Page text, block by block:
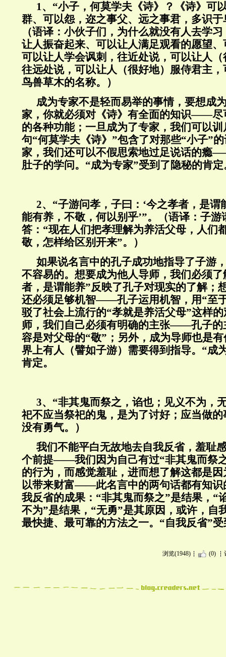
1、“小子，何莫学夫《诗》？《诗》可
群、可以怨，迩之事父、远之事君，多识
（语译：小伙子们，为什么就没有人去学
让人振奋起来、可以让人满足观看的愿望
可以让人学会讽刺，往近处说，可以让人
往远处说，可以让人（很好地）服侍君主
鸟兽草木的名称。）
成为专家不是轻而易举的事情，要想成
家，你就必须对《诗》有全面的知识——尽
的各种功能；一旦成为了专家，我们可以
句“何莫学夫《诗》”包含了对那些“小子”
家，我们还可以不假思索地过足说话的瘾
肚子的学问。“成为专家”受到了隐秘的肯定
2、“子游问孝，子曰：‘今之孝者，是谓
能有养，不敬，何以别乎’”。（语译：子
答：“现在人们把孝理解为养活父母，人们
敬，怎样给区别开来”。）
如果说名言中的孔子成功地指导了子游
不容易的。想要成为他人导师，我们必须
者，是谓能养”反映了孔子对现实的了解；
还必须足够机智——孔子运用机智，用“至
驳了社会上流行的“孝就是养活父母”这样
师，我们自己必须有明确的主张——孔子的
容是对父母的“敬”；另外，成为导师也是
界上有人（譬如子游）需要得到指导。“成
肯定。
3、“非其鬼而祭之，谄也；见义不为，
祀不应当祭祀的鬼，是为了讨好；应当做
没有勇气。）
我们不能平白无故地去自我反省，羞耻
个前提——我们因为自己有过“非其鬼而祭
的行为，而感觉羞耻，进而想了解这都是
以带来财富——此名言中的两句话都有知识
我反省的成果：“非其鬼而祭之”是结果，“
不为”是结果，“无勇”是其原因，或许，自
最快捷、最可靠的方法之一。“自我反省”
浏览(1948) (0)